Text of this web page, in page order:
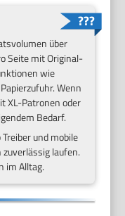
über
Seite mit Original-
wie
Wenn
XL-Patronen oder
Bedarf.
und mobile
laufen.
im Alltag.